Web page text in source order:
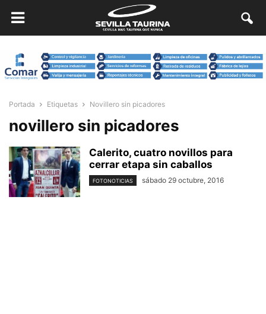
Portada Etiquetas Novillero sin picadores
novillero sin picadores
Calerito, cuatro novillos para
cerrar etapa sin caballos
FOTONOTICIAS sábado 29 octubre, 2016